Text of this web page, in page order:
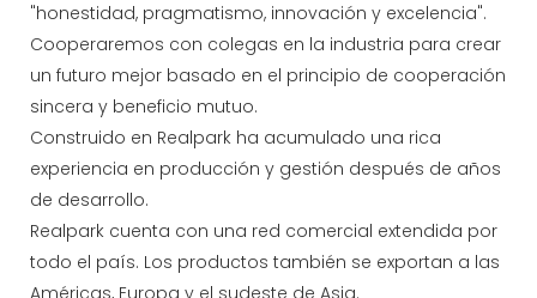
"honestidad, pragmatismo, innovación y excelencia".
Cooperaremos con colegas en la industria para crear
un futuro mejor basado en el principio de cooperación
sincera y beneficio mutuo.
Construido en Realpark ha acumulado una rica
experiencia en producción y gestión después de años
de desarrollo.
Realpark cuenta con una red comercial extendida por
todo el país. Los productos también se exportan a las